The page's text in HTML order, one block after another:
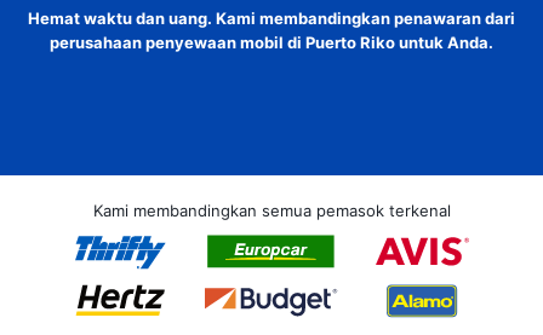
Hemat waktu dan uang. Kami membandingkan penawaran dari
perusahaan penyewaan mobil di Puerto Riko untuk Anda.
Kami membandingkan semua pemasok terkenal